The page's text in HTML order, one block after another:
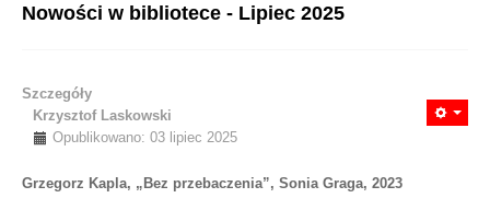
Nowości w bibliotece - Lipiec 2025
Szczegóły
Krzysztof Laskowski
Opublikowano: 03 lipiec 2025
Grzegorz Kapla, „Bez przebaczenia”, Sonia Graga, 2023